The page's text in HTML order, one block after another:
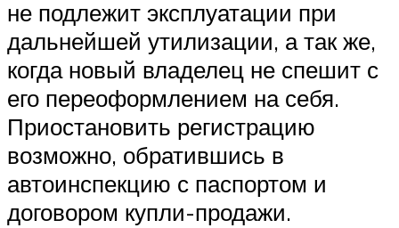
не подлежит эксплуатации при
дальнейшей утилизации, а так же,
когда новый владелец не спешит с
его переоформлением на себя.
Приостановить регистрацию
возможно, обратившись в
автоинспекцию с паспортом и
договором купли-продажи.